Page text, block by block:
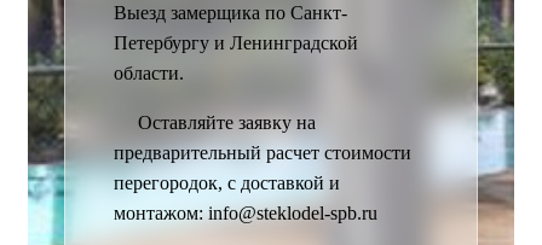
Выезд замерщика по Санкт-
Петербургу и Ленинградской
области.
Оставляйте заявку на
предварительный расчет стоимости
перегородок, с доставкой и
монтажом: info@steklodel-spb.ru